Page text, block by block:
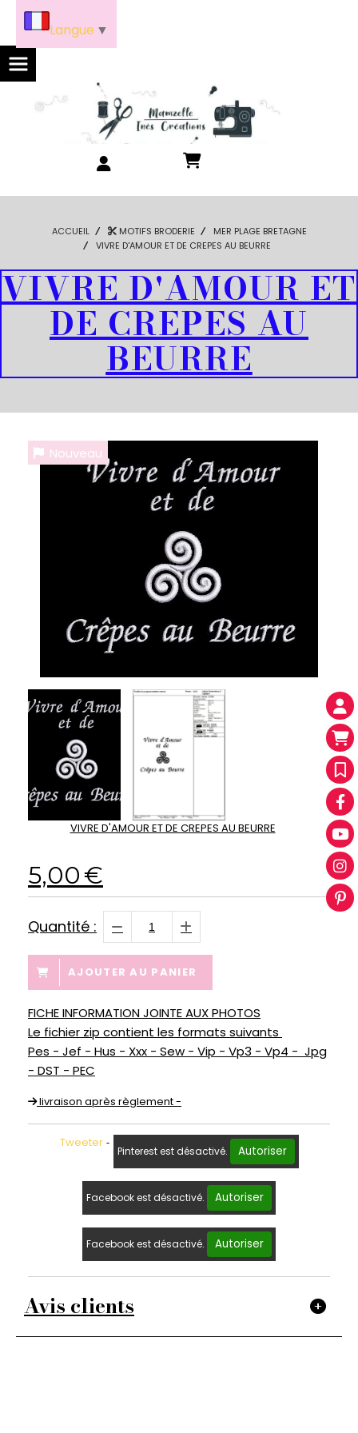
ACCUEIL MOTIFS BRODERIE
MER PLAGE BRETAGNE
VIVRE D'AMOUR ET DE CREPES AU BEURRE
VIVRE D'AMOUR ET
DE CREPES AU
BEURRE
Nouveau
VIVRE D'AMOUR ET DE CREPES AU BEURRE
5,00€
Quantité :
AJOUTER AU PANIER
FICHE INFORMATION JOINTE AUX PHOTOS
Le fichier zip contient les formats suivants
Pes - Jef - Hus - Xxx - Sew - Vip - Vp3 - Vp4 - Jpg
- DST - PEC
livraison après règlement -
Tweeter
Pinterest est désactivé. Autoriser
Facebook est désactivé. Autoriser
Facebook est désactivé. Autoriser
Avis clients
Langue ▼